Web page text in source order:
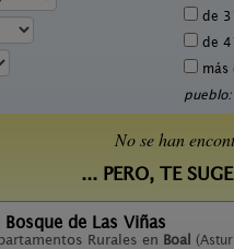
de
de
más
pueblo:
No se han
... PERO, TE
Bosque de Las Viñas
Rurales en Boal